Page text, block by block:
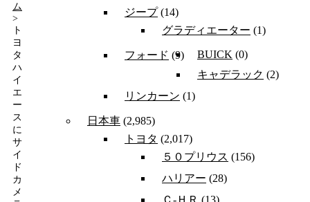
ム
>
ト
ヨ
タ
ハ
イ
エ
ー
ス
に
サ
イ
ド
カ
メ
ジープ(14)
グラディエーター (1)
フォード (9) BUICK (0)
キャデラック (2)
リンカーン (1)
日本車 (2,985)
トヨタ (2,017)
５０プリウス (156)
ハリアー (28)
Ｃ-ＨＲ (13)